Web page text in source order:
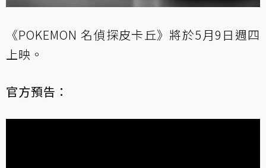
《POKEMON 名偵探皮卡丘》將於5月9日週四
上映。
官方預告：